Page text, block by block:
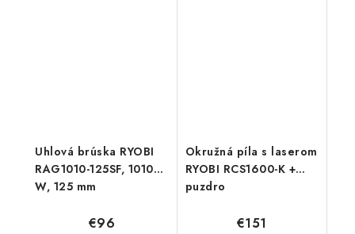
Uhlová brúska RYOBI
RAG1010-125SF, 1010
W, 125 mm
€96
Okružná píla s laserom
RYOBI RCS1600-K +
puzdro
€151